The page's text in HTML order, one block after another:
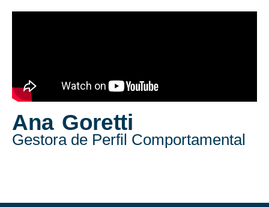
Ana Goretti
Gestora de Perfil Comportamental